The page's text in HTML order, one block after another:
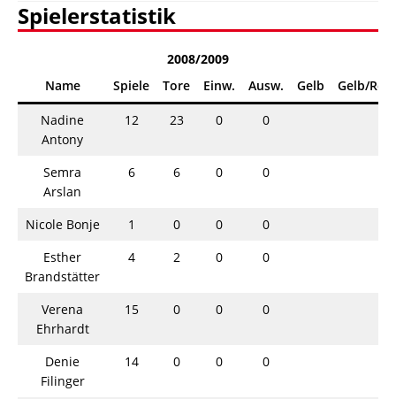
Spielerstatistik
2008/2009
Name
Spiele Tore Einw. Ausw. Gelb Gelb/Rot
Nadine
Antony
12 23 0 0
Semra
Arslan
6 6 0 0
Nicole Bonje 1 0 0
0
Esther
Brandstätter
4 2 0 0
Verena
Ehrhardt
15 0 0 0
Denie
Filinger
14 0 0 0